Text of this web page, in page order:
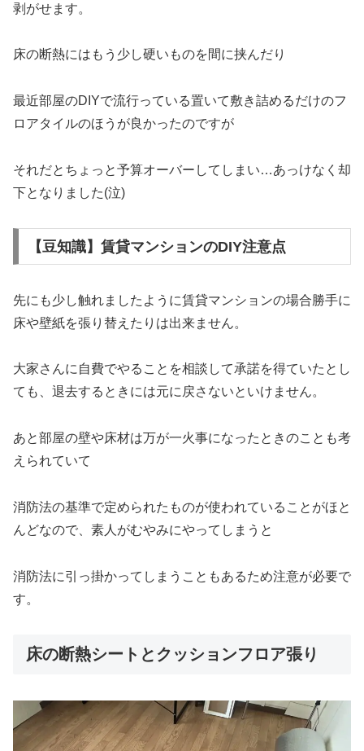
剥がせます。
床の断熱にはもう少し硬いものを間に挟んだり
最近部屋のDIYで流行っている置いて敷き詰めるだけのフ
ロアタイルのほうが良かったのですが
それだとちょっと予算オーバーしてしまい…あっけなく却
下となりました(泣)
【豆知識】賃貸マンションのDIY注意点
先にも少し触れましたように賃貸マンションの場合勝手に
床や壁紙を張り替えたりは出来ません。
大家さんに自費でやることを相談して承諾を得ていたとし
ても、退去するときには元に戻さないといけません。
あと部屋の壁や床材は万が一火事になったときのことも考
えられていて
消防法の基準で定められたものが使われていることがほと
んどなので、素人がむやみにやってしまうと
消防法に引っ掛かってしまうこともあるため注意が必要で
す。
床の断熱シートとクッションフロア張り